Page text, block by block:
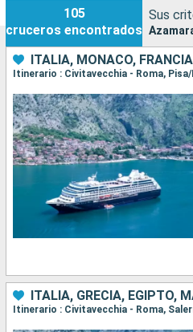
105
cruceros encontrados
Sus
ITALIA, MONACO,
ITALIA, GRECIA, EGIPTO,